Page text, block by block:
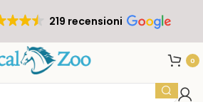
219 recensioni
0